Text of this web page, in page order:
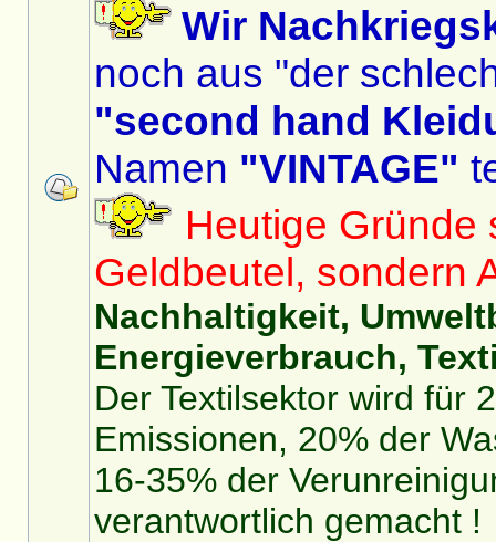
Wir
noch aus "der
"second hand
Namen "VINTAGE"
Heutige Gründe
Geldbeutel, sondern
Nachhaltigkeit,
Energieverbrauch,
Der Textilsektor wird für
Emissionen, 20% der
16-35% der
verantwortlich gemacht !